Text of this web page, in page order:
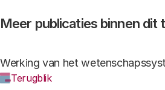
Meer publicaties binnen dit
Werking van het
Terugblik